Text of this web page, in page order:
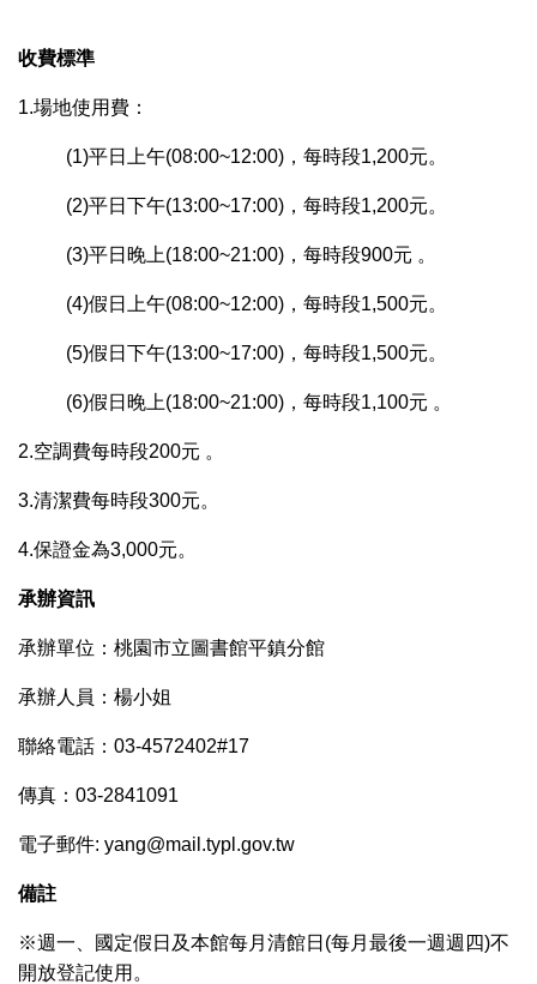
收費標準
1.場地使用費：
(1)平日上午(08:00~12:00)，每時段1,200元。
(2)平日下午(13:00~17:00)，每時段1,200元。
(3)平日晚上(18:00~21:00)，每時段900元 。
(4)假日上午(08:00~12:00)，每時段1,500元。
(5)假日下午(13:00~17:00)，每時段1,500元。
(6)假日晚上(18:00~21:00)，每時段1,100元 。
2.空調費每時段200元 。
3.清潔費每時段300元。
4.保證金為3,000元。
承辦資訊
承辦單位：桃園市立圖書館平鎮分館
承辦人員：楊小姐
聯絡電話：03-4572402#17
傳真：03-2841091
電子郵件: yang@mail.typl.gov.tw
備註
※週一、國定假日及本館每月清館日(每月最後一週週四)不
開放登記使用。